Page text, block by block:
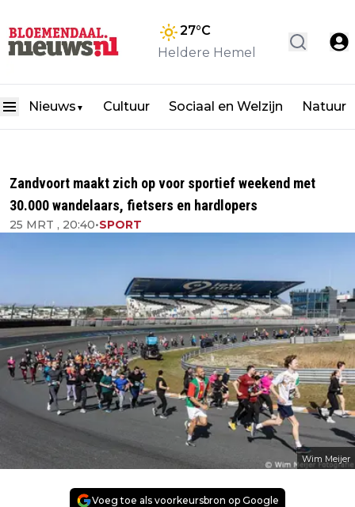
27°C
Heldere Hemel
Nieuws ▼ Cultuur Sociaal en Welzijn Natuur
Zandvoort maakt zich op voor sportief weekend met
30.000 wandelaars, fietsers en hardlopers
25 MRT , 20:40•SPORT
Wim Meijer
Voeg toe als voorkeursbron op Google